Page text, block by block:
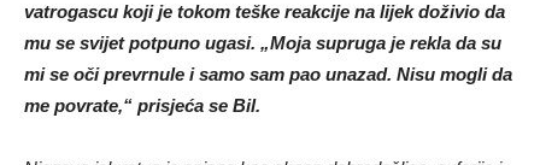
vatrogascu koji je tokom teške reakcije na lijek doživio da
mu se svijet potpuno ugasi. „Moja supruga je rekla da su
mi se oči prevrnule i samo sam pao unazad. Nisu mogli da
me povrate,“ prisjeća se Bil.